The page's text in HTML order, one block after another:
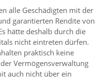
alle Geschädigten mit der
garantierten Rendite von
hätte deshalb durch die
nicht eintreten dürfen.
praktisch keine
Vermögensverwaltung
auch nicht über ein